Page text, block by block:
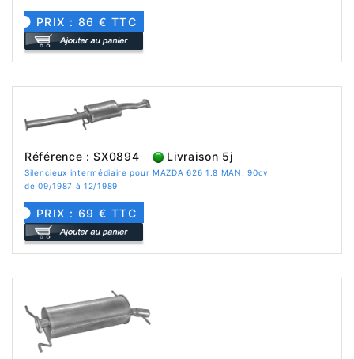
PRIX : 86 € TTC
Référence : SX0894 Livraison 5j
Silencieux intermédiaire pour MAZDA 626 1.8 MAN. 90cv
de 09/1987 à 12/1989
PRIX : 69 € TTC